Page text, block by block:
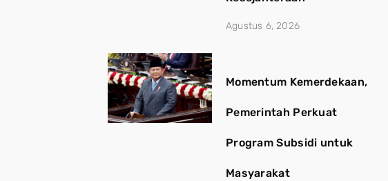
Agustus 6, 2026
Momentum Kemerdekaan,
Pemerintah Perkuat
Program Subsidi untuk
Masyarakat